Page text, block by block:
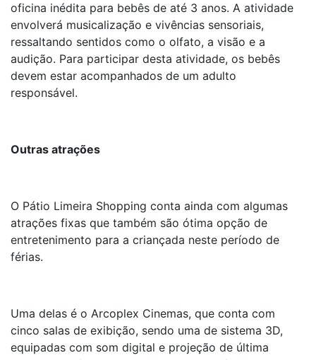
oficina inédita para bebês de até 3 anos. A atividade
envolverá musicalização e vivências sensoriais,
ressaltando sentidos como o olfato, a visão e a
audição. Para participar desta atividade, os bebês
devem estar acompanhados de um adulto
responsável.
Outras atrações
O Pátio Limeira Shopping conta ainda com algumas
atrações fixas que também são ótima opção de
entretenimento para a criançada neste período de
férias.
Uma delas é o Arcoplex Cinemas, que conta com
cinco salas de exibição, sendo uma de sistema 3D,
equipadas com som digital e projeção de última